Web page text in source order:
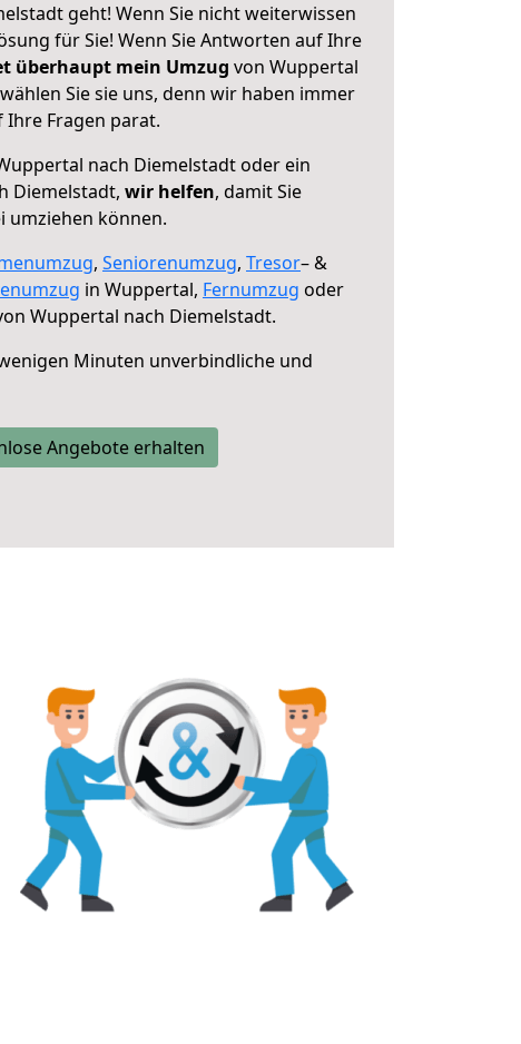
geht! Wenn Sie nicht weiterwissen
für Sie! Wenn Sie Antworten auf Ihre
überhaupt mein Umzug von Wuppertal
Sie sie uns, denn wir haben immer
Fragen parat.
nach Diemelstadt oder ein
Diemelstadt, wir helfen, damit Sie
umziehen können.
, Seniorenumzug, Tresor– &
in Wuppertal, Fernumzug oder
Wuppertal nach Diemelstadt.
Minuten unverbindliche und
Angebote erhalten